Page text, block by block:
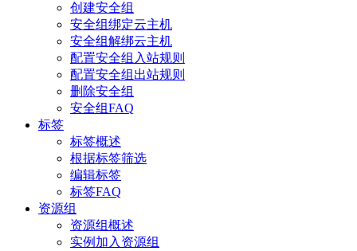
创建安全组
安全组绑定云主机
安全组解绑云主机
配置安全组入站规则
配置安全组出站规则
删除安全组
安全组FAQ
标签
标签概述
根据标签筛选
编辑标签
标签FAQ
资源组
资源组概述
实例加入资源组